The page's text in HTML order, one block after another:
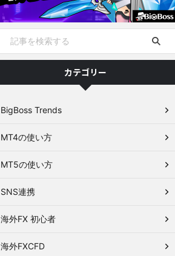
カテゴリー
BigBoss Trends
MT4の使い方
MT5の使い方
SNS連携
海外FX 初心者
海外FXCFD